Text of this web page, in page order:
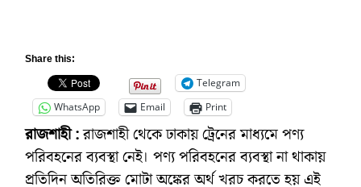
Share this:
Telegram
WhatsApp
Email Print
রাজশাহী :রাজশাহী থেকে ঢাকায় ট্রেনের মাধ্যমে পণ্য
পরিবহনের ব্যবস্থা নেই। পণ্য পরিবহনের ব্যবস্থা না থাকায়
প্রতিদিন অতিরিক্ত মোটা অঙ্কের অর্থ খরচ করতে হয় এই